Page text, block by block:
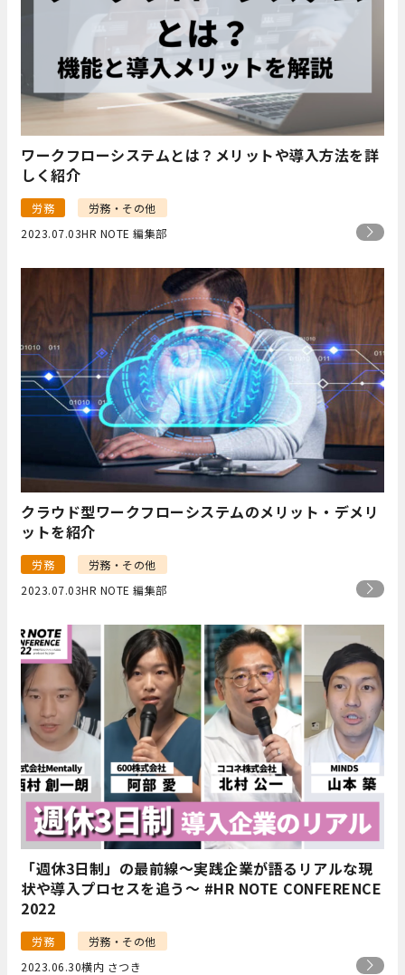
ワークフローシステムとは？メリットや導入方法を詳
しく紹介
労務
労務・その他
2023.07.03HR NOTE 編集部
クラウド型ワークフローシステムのメリット・デメリ
ットを紹介
労務
労務・その他
2023.07.03HR NOTE 編集部
「週休3日制」の最前線〜実践企業が語るリアルな現
状や導入プロセスを追う〜 #HR NOTE CONFERENCE
2022
労務
労務・その他
2023.06.30横内 さつき